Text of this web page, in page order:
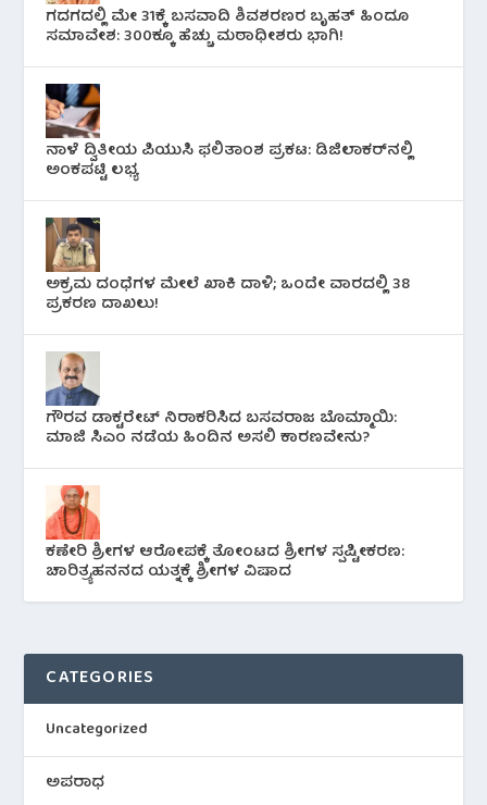
ಗದಗದಲ್ಲಿ ಮೇ 31ಕ್ಕೆ ಬಸವಾದಿ ಶಿವಶರಣರ ಬೃಹತ್ ಹಿಂದೂ
ಸಮಾವೇಶ: 300ಕ್ಕೂ ಹೆಚ್ಚು ಮಠಾಧೀಶರು ಭಾಗಿ!
ನಾಳೆ ದ್ವಿತೀಯ ಪಿಯುಸಿ ಫಲಿತಾಂಶ ಪ್ರಕಟ: ಡಿಜಿಲಾಕರ್‌ನಲ್ಲಿ
ಅಂಕಪಟ್ಟಿ ಲಭ್ಯ
ಅಕ್ರಮ ದಂಧೆಗಳ ಮೇಲೆ ಖಾಕಿ ದಾಳಿ; ಒಂದೇ ವಾರದಲ್ಲಿ 38
ಪ್ರಕರಣ ದಾಖಲು!
ಗೌರವ ಡಾಕ್ಟರೇಟ್ ನಿರಾಕರಿಸಿದ ಬಸವರಾಜ ಬೊಮ್ಮಾಯಿ:
ಮಾಜಿ ಸಿಎಂ ನಡೆಯ ಹಿಂದಿನ ಅಸಲಿ ಕಾರಣವೇನು?
ಕಣೇರಿ ಶ್ರೀಗಳ ಆರೋಪಕ್ಕೆ ತೋಂಟದ ಶ್ರೀಗಳ ಸ್ಪಷ್ಟೀಕರಣ:
ಚಾರಿತ್ರ್ಯಹನನದ ಯತ್ನಕ್ಕೆ ಶ್ರೀಗಳ ವಿಷಾದ
CATEGORIES
Uncategorized
ಅಪರಾಧ